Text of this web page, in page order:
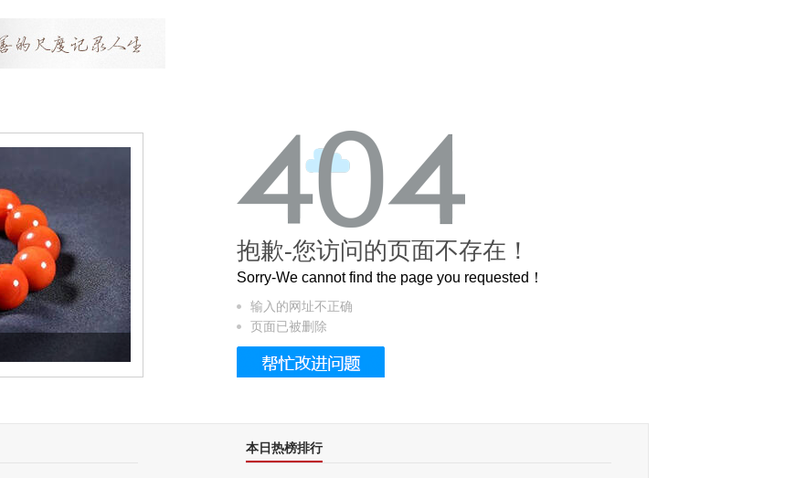
这个3.2米的长卷，还原了600岁的紫禁城
抱歉-您访问的页面不存在！
Sorry-We cannot find the page you requested！
输入的网址不正确
页面已被删除
本日热榜排行